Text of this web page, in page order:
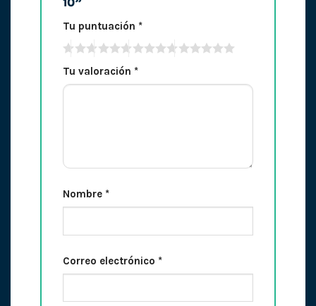
Tu puntuación *
Tu valoración *
Nombre *
Correo electrónico *